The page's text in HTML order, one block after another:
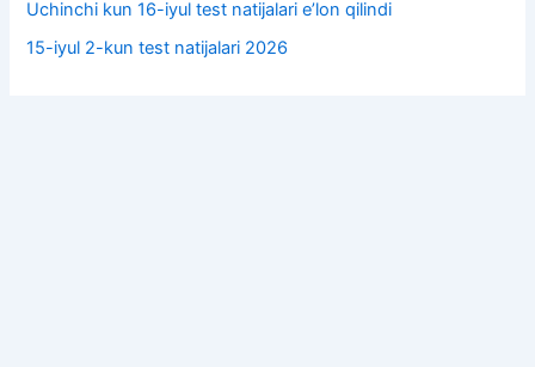
Uchinchi kun 16-iyul test natijalari e’lon qilindi
15-iyul 2-kun test natijalari 2026